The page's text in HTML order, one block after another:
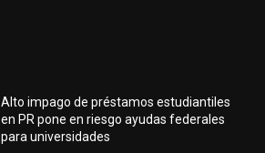
Alto impago de préstamos estudiantiles
en PR pone en riesgo ayudas federales
para universidades